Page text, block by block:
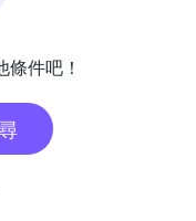
件吧！